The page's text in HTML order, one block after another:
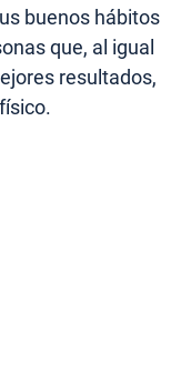
buenos hábitos
que, al igual
resultados,